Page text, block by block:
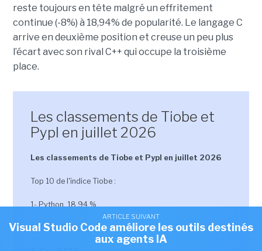
reste toujours en tête malgré un effritement
continue (-8%) à 18,94% de popularité. Le langage C
arrive en deuxième position et creuse un peu plus
l’écart avec son rival C++ qui occupe la troisième
place.
Les classements de Tiobe et
Pypl en juillet 2026
Les classements de Tiobe et Pypl en juillet 2026
Top 10 de l'indice Tiobe :
1- Python, 18,94 %
2- C, 10,86 %
ARTICLE SUIVANT
Visual Studio Code améliore les outils destinés
aux agents IA